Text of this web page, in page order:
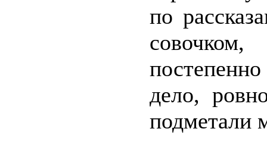
по
совочком,
дело,
подметали